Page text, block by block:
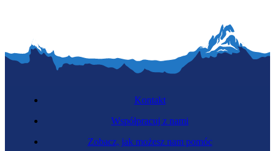
Kontakt
Współpracuj z nami
Zobacz, jak możesz nam pomóc